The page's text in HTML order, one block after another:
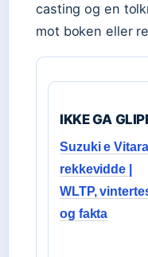
casting og en
mot boken eller
IKKE GA
Suzuki e Vitara
rekkevidde |
WLTP,
og fakta